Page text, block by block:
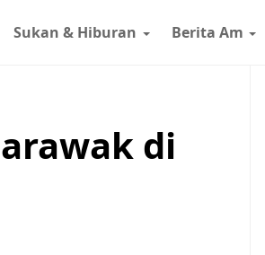
Sukan & Hiburan Berita Am
di